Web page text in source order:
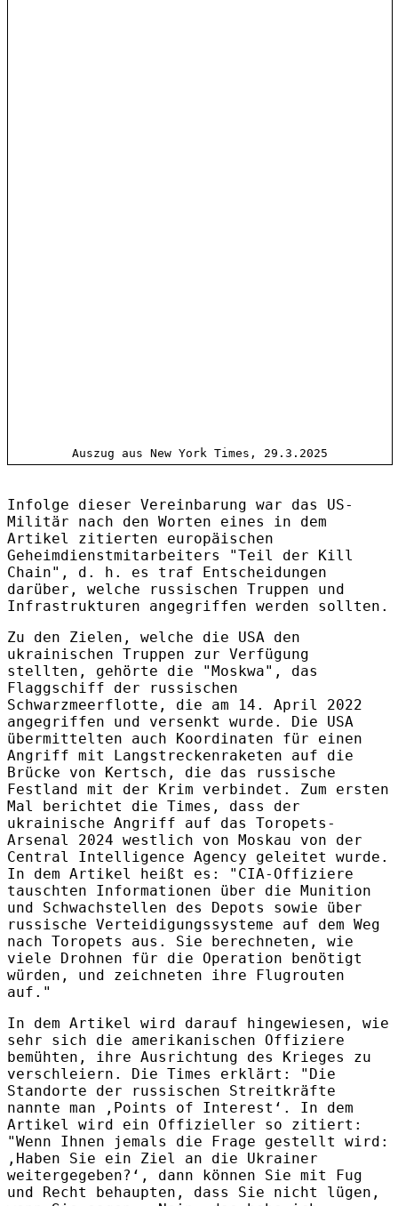
Auszug aus New York Times, 29.3.2025
Infolge dieser Vereinbarung war das US-
Militär nach den Worten eines in dem
Artikel zitierten europäischen
Geheimdienstmitarbeiters "Teil der Kill
Chain", d. h. es traf Entscheidungen
darüber, welche russischen Truppen und
Infrastrukturen angegriffen werden sollten.
Zu den Zielen, welche die USA den
ukrainischen Truppen zur Verfügung
stellten, gehörte die "Moskwa", das
Flaggschiff der russischen
Schwarzmeerflotte, die am 14. April 2022
angegriffen und versenkt wurde. Die USA
übermittelten auch Koordinaten für einen
Angriff mit Langstreckenraketen auf die
Brücke von Kertsch, die das russische
Festland mit der Krim verbindet. Zum ersten
Mal berichtet die Times, dass der
ukrainische Angriff auf das Toropets-
Arsenal 2024 westlich von Moskau von der
Central Intelligence Agency geleitet wurde.
In dem Artikel heißt es: "CIA-Offiziere
tauschten Informationen über die Munition
und Schwachstellen des Depots sowie über
russische Verteidigungssysteme auf dem Weg
nach Toropets aus. Sie berechneten, wie
viele Drohnen für die Operation benötigt
würden, und zeichneten ihre Flugrouten
auf."
In dem Artikel wird darauf hingewiesen, wie
sehr sich die amerikanischen Offiziere
bemühten, ihre Ausrichtung des Krieges zu
verschleiern. Die Times erklärt: "Die
Standorte der russischen Streitkräfte
nannte man ‚Points of Interest‘. In dem
Artikel wird ein Offizieller so zitiert:
"Wenn Ihnen jemals die Frage gestellt wird:
‚Haben Sie ein Ziel an die Ukrainer
weitergegeben?‘, dann können Sie mit Fug
und Recht behaupten, dass Sie nicht lügen,